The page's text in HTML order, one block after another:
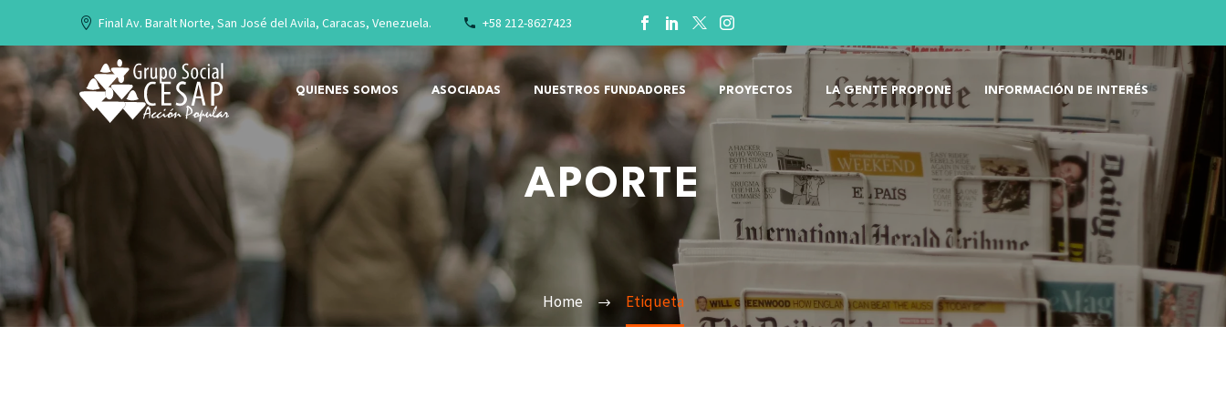
Final Av. Baralt Norte, San José del Avila, Caracas, Venezuela. +58 212-8627423
QUIENES SOMOS ASOCIADAS NUESTROS FUNDADORES PROYECTOS LA GENTE PROPONE INFORMACIÓN DE INTERÉS
APORTE
Home Etiqueta